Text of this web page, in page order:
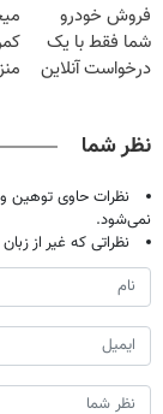
فروش خودرو
شما فقط با یک
درخواست آنلاین
نظر شما
نظرات حاوی توهین
نمی‌شود.
نظراتی که غیر از